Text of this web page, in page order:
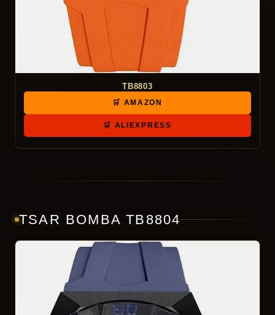
TB8803
🛒 AMAZON
🛒 ALIEXPRESS
TSAR BOMBA TB8804